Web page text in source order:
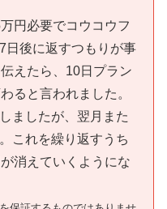
円必要でコウコウフ
日後に返すつもりが事
えたら、10日プラン
ると言われました。
ましたが、翌月また
これを繰り返すうち
消えていくようにな